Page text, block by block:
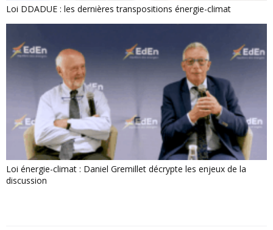
Loi DDADUE : les dernières transpositions énergie-climat
Loi énergie-climat : Daniel Gremillet décrypte les enjeux de la
discussion